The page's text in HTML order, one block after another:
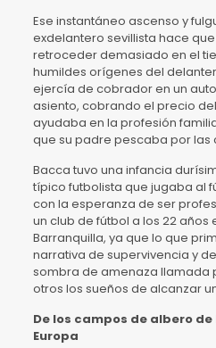
Ese instantáneo ascenso y
exdelantero sevillista hace
retroceder demasiado en el
humildes orígenes del
ejercía de cobrador en un
asiento, cobrando el precio
ayudaba en la profesión
que su padre pescaba por las
Bacca tuvo una infancia
típico futbolista que jugaba al
con la esperanza de ser
un club de fútbol a los 22 años
Barranquilla, ya que lo que
narrativa de supervivencia y
sombra de amenaza llamada
otros los sueños de alcanzar
De los campos de albero
Europa